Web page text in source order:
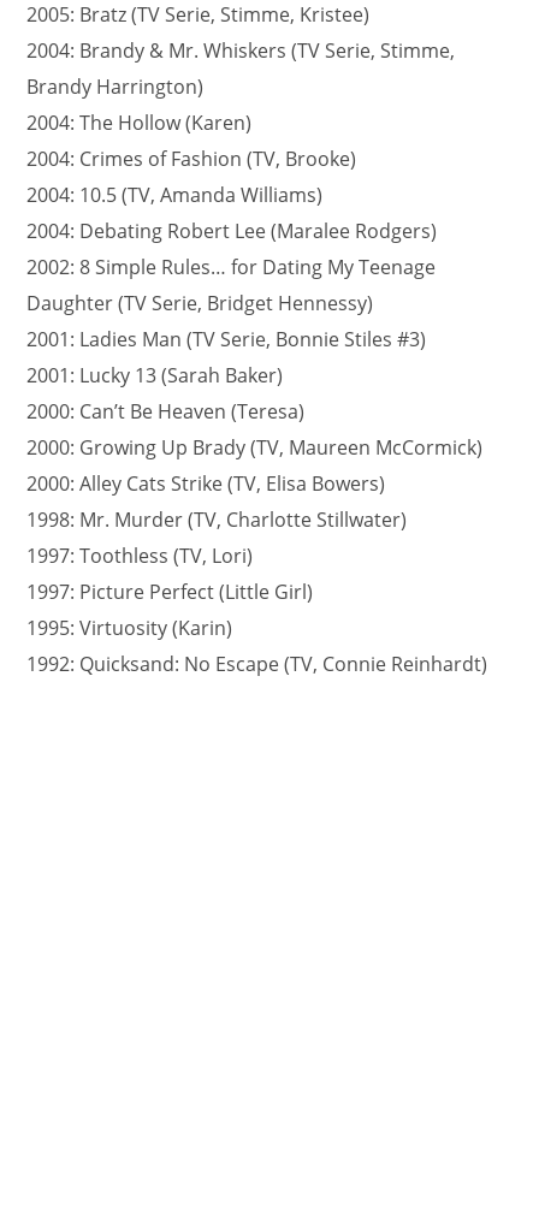
2005: Bratz (TV Serie, Stimme, Kristee)
2004: Brandy & Mr. Whiskers (TV Serie, Stimme,
Brandy Harrington)
2004: The Hollow (Karen)
2004: Crimes of Fashion (TV, Brooke)
2004: 10.5 (TV, Amanda Williams)
2004: Debating Robert Lee (Maralee Rodgers)
2002: 8 Simple Rules… for Dating My Teenage
Daughter (TV Serie, Bridget Hennessy)
2001: Ladies Man (TV Serie, Bonnie Stiles #3)
2001: Lucky 13 (Sarah Baker)
2000: Can’t Be Heaven (Teresa)
2000: Growing Up Brady (TV, Maureen McCormick)
2000: Alley Cats Strike (TV, Elisa Bowers)
1998: Mr. Murder (TV, Charlotte Stillwater)
1997: Toothless (TV, Lori)
1997: Picture Perfect (Little Girl)
1995: Virtuosity (Karin)
1992: Quicksand: No Escape (TV, Connie Reinhardt)